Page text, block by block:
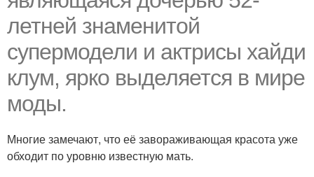
летней знаменитой
супермодели и актрисы хайди
клум, ярко выделяется в мире
моды.
Многие замечают, что её завораживающая красота уже
обходит по уровню известную мать.